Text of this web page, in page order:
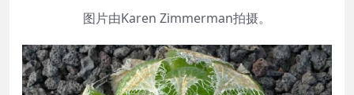
图片由Karen Zimmerman拍摄。